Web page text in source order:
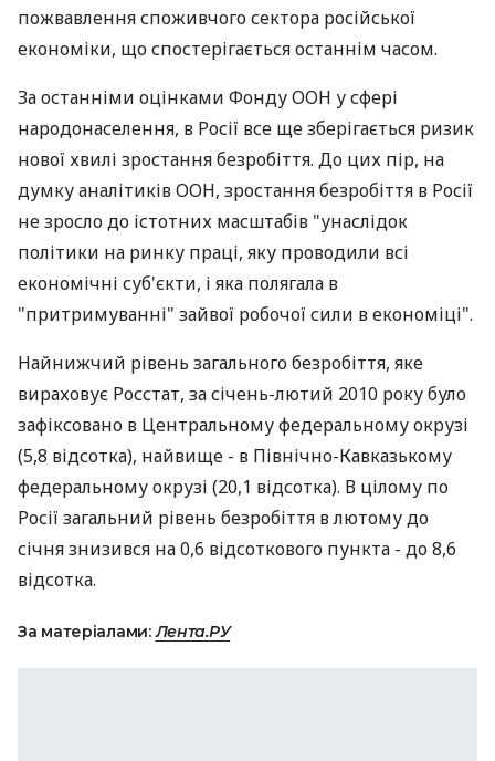
пожвавлення споживчого сектора російської
економіки, що спостерігається останнім часом.
За останніми оцінками Фонду ООН у сфері
народонаселення, в Росії все ще зберігається ризик
нової хвилі зростання безробіття. До цих пір, на
думку аналітиків ООН, зростання безробіття в Росії
не зросло до істотних масштабів "унаслідок
політики на ринку праці, яку проводили всі
економічні суб'єкти, і яка полягала в
"притримуванні" зайвої робочої сили в економіці".
Найнижчий рівень загального безробіття, яке
вираховує Росстат, за січень-лютий 2010 року було
зафіксовано в Центральному федеральному окрузі
(5,8 відсотка), найвище - в Північно-Кавказькому
федеральному окрузі (20,1 відсотка). В цілому по
Росії загальний рівень безробіття в лютому до
січня знизився на 0,6 відсоткового пункта - до 8,6
відсотка.
За матеріалами:Лента.РУ